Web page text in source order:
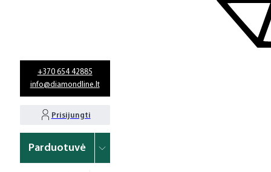
+370 654 42885
info@diamondline.lt
Prisijungti
Parduotuvė